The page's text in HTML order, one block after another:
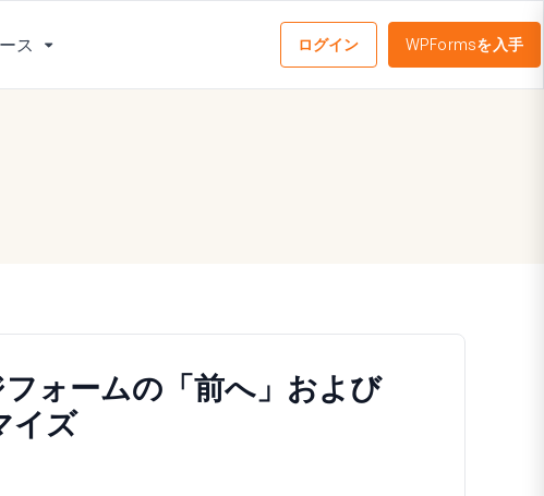
ス
ニ
ログイン WPFormsを入手
ォームの「前へ」および
イズ